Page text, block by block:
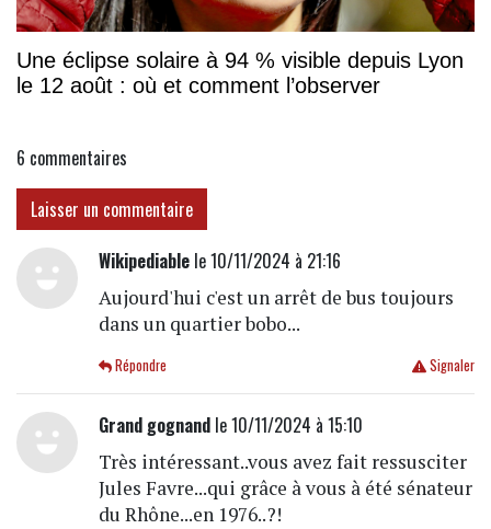
Une éclipse solaire à 94 % visible depuis Lyon
le 12 août : où et comment l’observer
6 commentaires
Laisser un commentaire
Wikipediablele 10/11/2024 à 21:16
Aujourd'hui c'est un arrêt de bus toujours
dans un quartier bobo...
Signaler
Répondre
Grand gognandle 10/11/2024 à 15:10
Très intéressant..vous avez fait ressusciter
Jules Favre...qui grâce à vous à été sénateur
du Rhône...en 1976..?!